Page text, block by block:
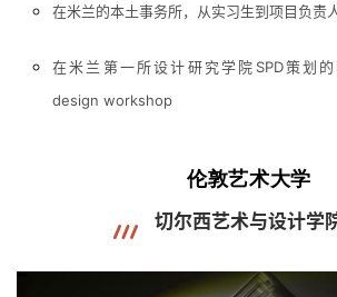
在米兰的本土事务所，从实习生到项目负责
在米兰第一所设计研究学院SPD策划
design workshop
伦敦艺术大学
切尔西艺术与设计学